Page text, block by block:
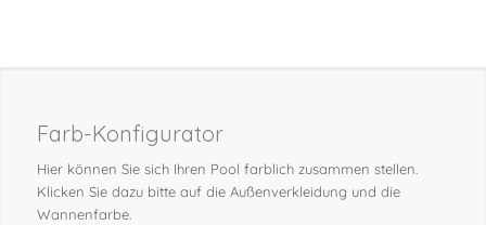
Farb-Konfigurator
Hier können Sie sich Ihren Pool farblich zusammen stellen.
Klicken Sie dazu bitte auf die Außenverkleidung und die
Wannenfarbe.